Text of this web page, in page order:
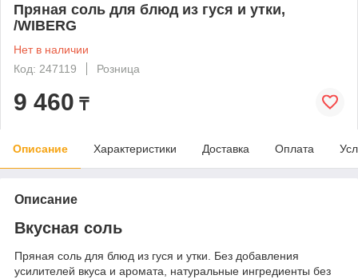
Пряная соль для блюд из гуся и утки,
/WIBERG
Нет в наличии
Код: 247119
Розница
9 460 ₸
Описание Характеристики Доставка Оплата
Описание
Вкусная соль
Пряная соль для блюд из гуся и утки. Без добавления
усилителей вкуса и аромата, натуральные ингредиенты без